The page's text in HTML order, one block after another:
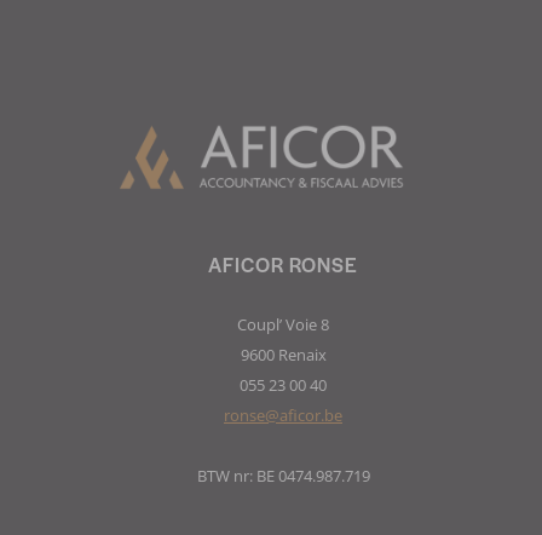
AFICOR RONSE
Coupl’ Voie 8
9600 Renaix
055 23 00 40
ronse@aficor.be
BTW nr: BE 0474.987.719